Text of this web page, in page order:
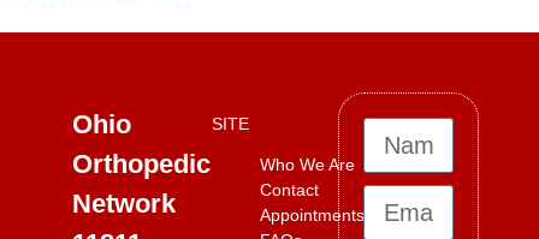
Ohio
Orthopedic
Network
SITE
Who We Are
Contact
Appointments